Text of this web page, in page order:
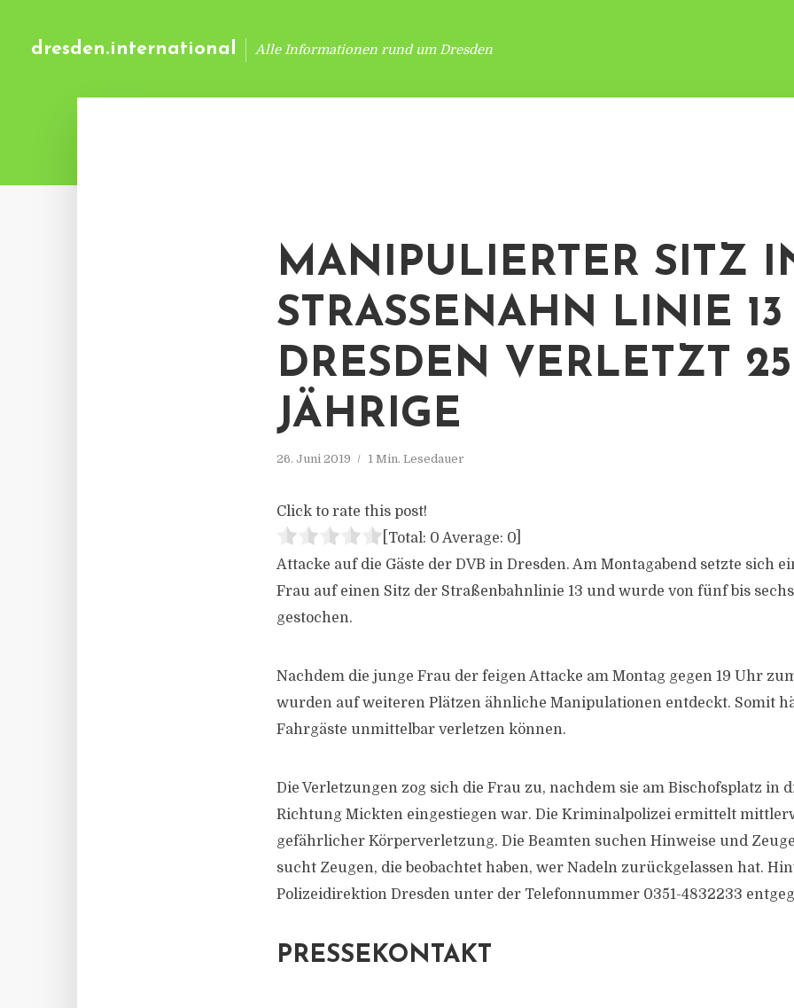
dresden.international Alle Informationen rund um Dresden
MANIPULIERTER SITZ
STRASSENAHN LINIE 13
RESDEN VERLETZT 25-
ÄHRIGE
26. Juni 2019 1 Min. Lesedauer
Click to rate this post!
[Total: 0 Average: 0
Attacke auf die Gäste der DVB in Dresden. Am Montagabend setzte sich
Frau auf einen Sitz der Straßenbahnlinie 13 und wurde von fünf bis
gestochen.
Nachdem die junge Frau der feigen Attacke am Montag gegen 19 Uhr
wurden auf weiteren Plätzen ähnliche Manipulationen entdeckt. Somit
Fahrgäste unmittelbar verletzen können.
Die Verletzungen zog sich die Frau zu, nachdem sie am Bischofsplatz in
Richtung Mickten eingestiegen war. Die Kriminalpolizei ermittelt
gefährlicher Körperverletzung. Die Beamten suchen Hinweise und
sucht Zeugen, die beobachtet haben, wer Nadeln zurückgelassen hat.
Polizeidirektion Dresden unter der Telefonnummer 0351-4832233
PRESSEKONTAKT